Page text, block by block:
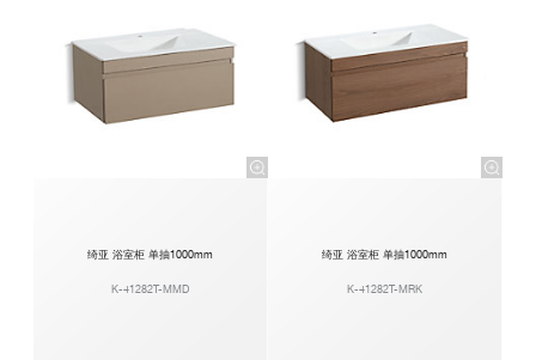
绮亚 浴室柜 单抽1000mm
K-41282T-MMD
绮亚 浴室柜 单抽1000mm
K-41282T-MRK